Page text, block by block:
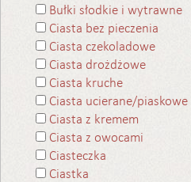
Bułki słodkie i wytrawne
Ciasta bez pieczenia
Ciasta czekoladowe
Ciasta drożdżowe
Ciasta kruche
Ciasta ucierane/piaskowe
Ciasta z kremem
Ciasta z owocami
Ciasteczka
Ciastka